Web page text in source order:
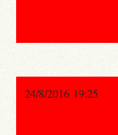
24/8/2016 19:25